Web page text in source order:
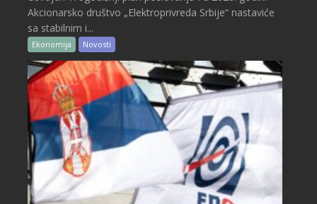
Akcionarsko društvo „Elektroprivreda Srbije“ nastaviće
sa stabilnim i...
Ekonomija Novosti